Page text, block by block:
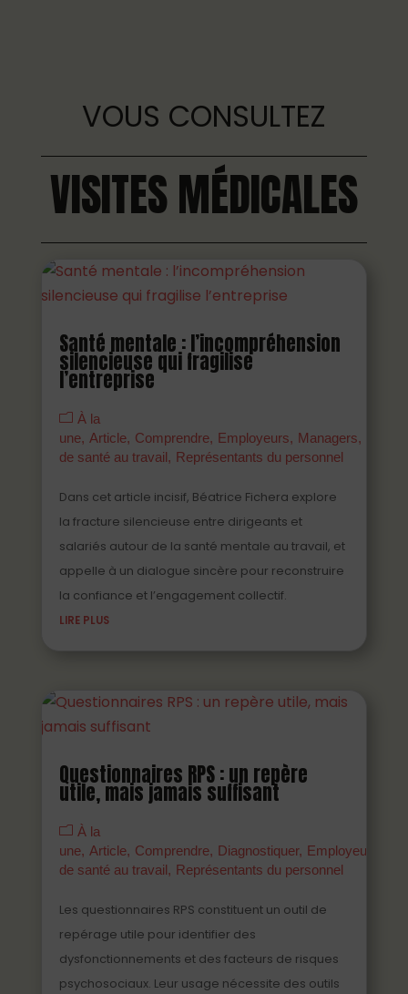
VOUS CONSULTEZ
VISITES MÉDICALES
Santé mentale : l’incompréhension
silencieuse qui fragilise
l’entreprise
À la
une Article Comprendre Employeurs Managers
de santé au travail
Représentants du personnel
Dans cet article incisif, Béatrice Fichera explore
la fracture silencieuse entre dirigeants et
salariés autour de la santé mentale au travail, et
appelle à un dialogue sincère pour reconstruire
la confiance et l’engagement collectif.
LIRE PLUS
Questionnaires RPS : un repère
utile, mais jamais suffisant
À la
une
Article Comprendre Diagnostiquer Employeurs
de santé au travail
Représentants du personnel
Les questionnaires RPS constituent un outil de
repérage utile pour identifier des
dysfonctionnements et des facteurs de risques
psychosociaux. Leur usage nécessite des outils